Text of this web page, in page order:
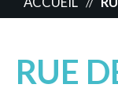
//
RUE